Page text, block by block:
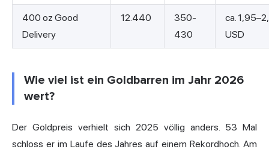
400 oz Good
Delivery
12.440
350-
430
ca.
USD
Wie viel ist ein Goldbarren im Jahr 2026
wert?
Der Goldpreis verhielt sich 2025 völlig anders. 53 Mal
schloss er im Laufe des Jahres auf einem Rekordhoch. Am